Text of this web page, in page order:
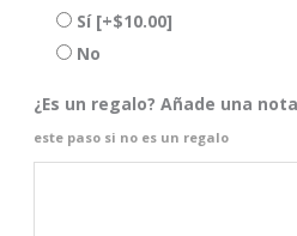
Sí [+$10.00]
No
¿Es un regalo? Añade una
este paso si no es un regalo